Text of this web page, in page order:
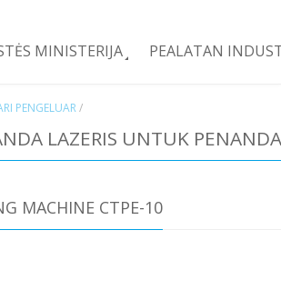
MINISTERIJA PEALATAN
PENGELUAR/
LAZERIS UNTUK
MACHINE CTPE-10